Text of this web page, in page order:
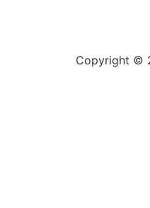
Copyright ©